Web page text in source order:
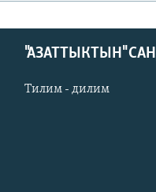
"АЗАТТЫКТЫН"
Тилим - дилим